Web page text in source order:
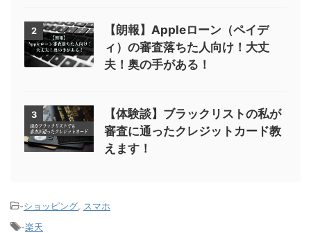
2
【朗報】Appleローン（ペイデ
ィ）の審査落ちた人向け！大丈
夫！奥の手がある！
3
【体験談】ブラックリストの私が
審査に通ったクレジットカード教
えます！
-ショッピング
スマホ
-楽天